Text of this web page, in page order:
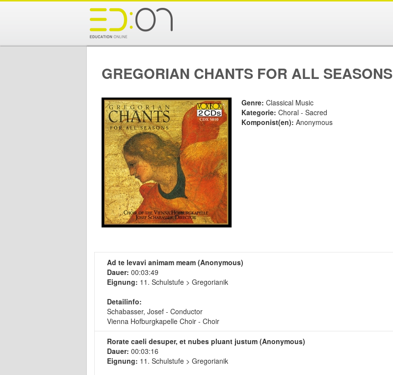
GREGORIAN CHANTS FOR ALL SEASONS
Genre: Classical Music
Kategorie: Choral - Sacred
Komponist(en): Anonymous
Ad te levavi animam meam (Anonymous)
Dauer: 00:03:49
Eignung: 11. Schulstufe > Gregorianik
Detailinfo:
Schabasser, Josef - Conductor
Vienna Hofburgkapelle Choir - Choir
Rorate caeli desuper, et nubes pluant justum (Anonymous)
Dauer: 00:03:16
Eignung: 11. Schulstufe > Gregorianik